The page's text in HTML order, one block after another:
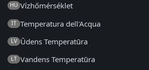
HU Vízhőmérséklet
IT Temperatura dell'Acqua
LV Ūdens Temperatūra
LT Vandens Temperatūra